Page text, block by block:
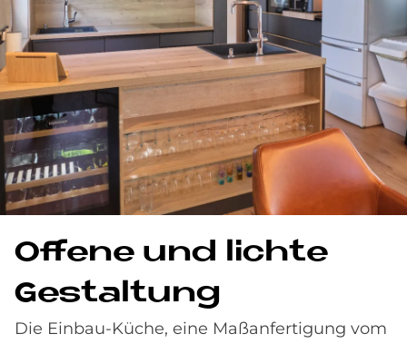
Of­fe­ne und lich­te
Ge­stal­tung
Die Einbau-Küche, eine Maßanfertigung vom